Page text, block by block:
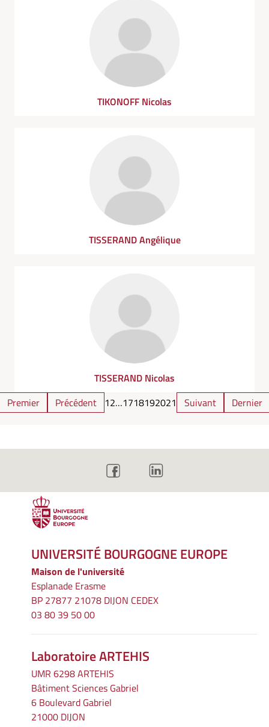
TIKONOFF Nicolas
TISSERAND Angélique
TISSERAND Nicolas
Premier
Précédent 12…1718192021 Suivant Dernier
UNIVERSITÉ BOURGOGNE EUROPE
Maison de l'université
Esplanade Erasme
BP 27877 21078 DIJON CEDEX
03 80 39 50 00
Laboratoire ARTEHIS
UMR 6298 ARTEHIS
Bâtiment Sciences Gabriel
6 Boulevard Gabriel
21000 DIJON